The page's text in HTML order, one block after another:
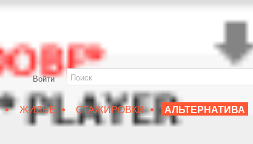
Войти
• ЖИЛЬЕ • СТАЖИРОВКИ • АЛЬТЕРНАТИВА
ДОСТУПНЫЙ ВОРОНЕЖ | ЛЮБИМЫЙ ПРЕПОДАВАТЕЛЬ